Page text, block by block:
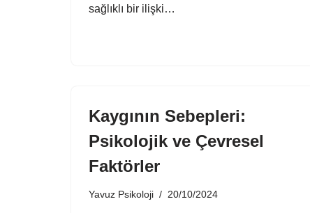
sağlıklı bir ilişki…
Kaygının Sebepleri:
Psikolojik ve Çevresel
Faktörler
Yavuz Psikoloji 20/10/2024